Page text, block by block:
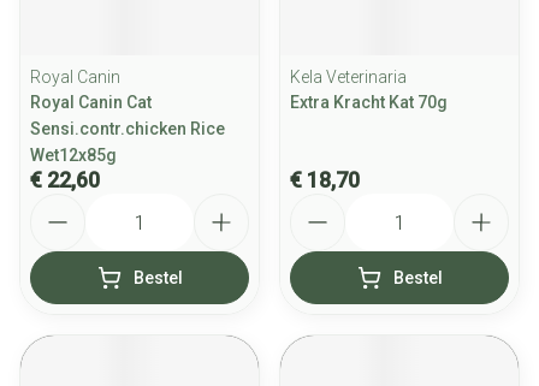
Royal Canin
Royal Canin Cat
Sensi.contr.chicken Rice
Wet12x85g
€ 22,60
Bestel
Kela Veterinaria
Extra Kracht Kat 70g
€ 18,70
Bestel